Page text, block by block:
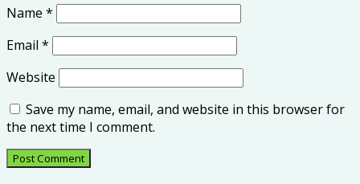
Name *
Email *
Website
Save my name, email, and website in this browser for
the next time I comment.